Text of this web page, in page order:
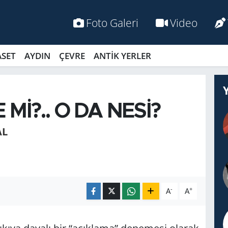
Foto Galeri Video
AYDIN ÇEVRE ANTİK YERLER
Mİ?.. O DA NESİ?
A- A+